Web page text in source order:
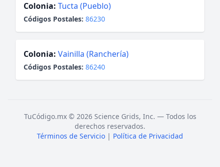
Colonia: Tucta (Pueblo)
Códigos Postales: 86230
Colonia: Vainilla (Ranchería)
Códigos Postales: 86240
TuCódigo.mx © 2026 Science Grids, Inc. — Todos los
derechos reservados.
Términos de Servicio | Política de Privacidad